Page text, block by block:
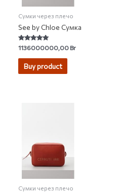
Сумки через плечо
See by Chloe Сумка
Rated
5.00
out of 5
1136000000,00Br
Buy product
Сумки через плечо